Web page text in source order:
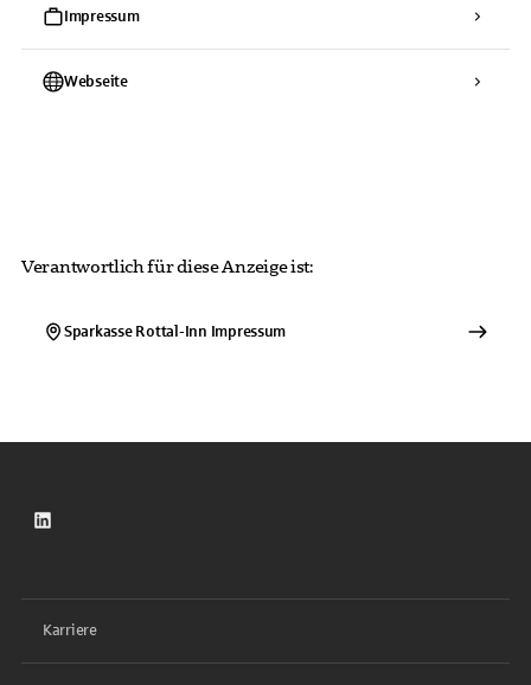
Impressum
Webseite
Verantwortlich für diese Anzeige ist:
Sparkasse Rottal-Inn Impressum
LinkedIn
Karriere